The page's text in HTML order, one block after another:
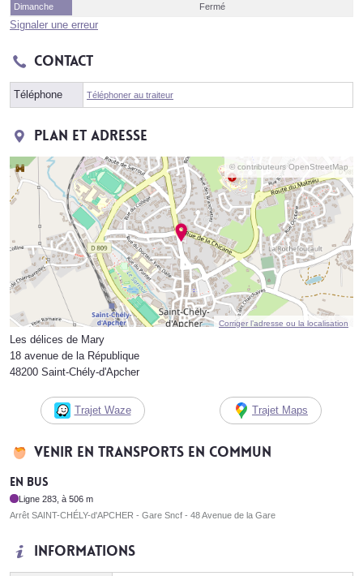
Dimanche
Fermé
Signaler une erreur
Contact
Téléphone Téléphoner au traiteur
Plan et adresse
© contributeurs OpenStreetMap
Corriger l’adresse ou la localisation
Les délices de Mary
18 avenue de la République
48200 Saint-Chély-d'Apcher
Trajet Waze Trajet Maps
Venir en transports en commun
En bus
Ligne 283, à 506 m
Arrêt SAINT-CHÉLY-d'APCHER - Gare Sncf - 48 Avenue de la Gare
Informations